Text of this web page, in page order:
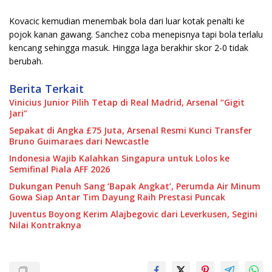
Kovacic kemudian menembak bola dari luar kotak penalti ke
pojok kanan gawang. Sanchez coba menepisnya tapi bola terlalu
kencang sehingga masuk. Hingga laga berakhir skor 2-0 tidak
berubah.
Berita Terkait
Vinicius Junior Pilih Tetap di Real Madrid, Arsenal “Gigit
Jari”
Sepakat di Angka £75 Juta, Arsenal Resmi Kunci Transfer
Bruno Guimaraes dari Newcastle
Indonesia Wajib Kalahkan Singapura untuk Lolos ke
Semifinal Piala AFF 2026
Dukungan Penuh Sang ‘Bapak Angkat’, Perumda Air Minum
Gowa Siap Antar Tim Dayung Raih Prestasi Puncak
Juventus Boyong Kerim Alajbegovic dari Leverkusen, Segini
Nilai Kontraknya